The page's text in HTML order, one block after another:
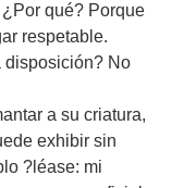
qué? Porque
respetable.
disposición? No
a su criatura,
exhibir sin
?léase: mi